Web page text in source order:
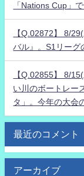
「Nations Cup」
【Q.02872】 8/
バル』。S1リーグ
【Q.02855】 8/
い川のボートレー
タ」。今年の大会
最近のコメント
アーカイブ